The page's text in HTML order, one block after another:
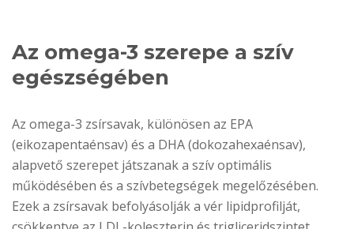
Az omega-3 szerepe a szív
egészségében
Az omega-3 zsírsavak, különösen az EPA
(eikozapentaénsav) és a DHA (dokozahexaénsav),
alapvető szerepet játszanak a szív optimális
működésében és a szívbetegségek megelőzésében.
Ezek a zsírsavak befolyásolják a vér lipidprofilját,